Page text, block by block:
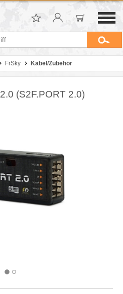
FrSky Kabel/Zubehör
(S2F.PORT 2.0)